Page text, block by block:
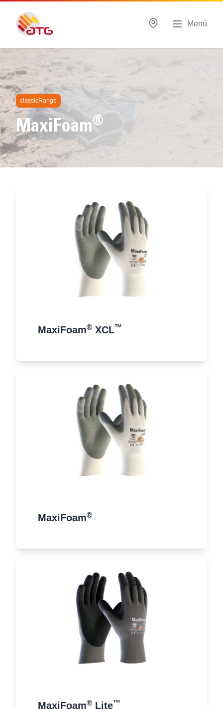
Menú
Inicio Productos
classicRange
MaxiFoam®
MaxiFoam® XCL™
MaxiFoam®
MaxiFoam® Lite™